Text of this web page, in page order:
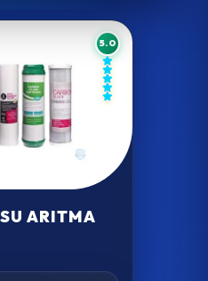
5.0
ARITMA